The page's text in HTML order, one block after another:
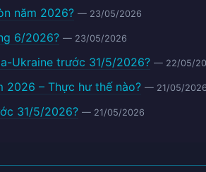
năm 2026? — 23/05/2026
6/2026? — 23/05/2026
Ukraine trước 31/5/2026? — 22/05/
2026 – Thực hư thế nào? — 21/05/2026
31/5/2026? — 21/05/2026